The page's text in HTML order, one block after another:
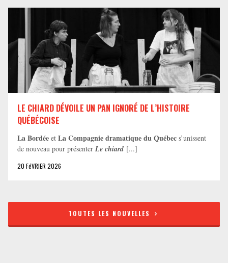
LE CHIARD DÉVOILE UN PAN IGNORÉ DE L’HISTOIRE
QUÉBÉCOISE
La Bordée et La Compagnie dramatique du Québec s’unissent
de nouveau pour présenter Le chiard [...]
20 FéVRIER 2026
TOUTES LES NOUVELLES